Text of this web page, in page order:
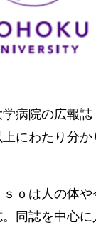
病院の広報
上にわたり分
ｓｏは人の体
同誌を中心